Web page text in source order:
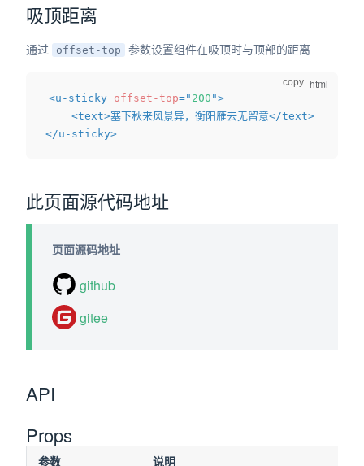
吸顶距离
通过 offset-top 参数设置组件在吸顶时与顶部的距离
<u-sticky offset-top=" 200 ">
<text>塞下秋来风景异，衡阳雁去无留意</text>
</u-sticky>
copy
此页面源代码地址
页面源码地址
github
gitee
API
Props
参数 说明